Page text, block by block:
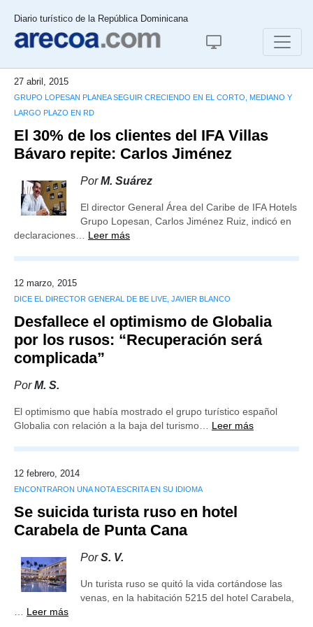
Diario turístico de la República Dominicana
27 abril, 2015
GRUPO LOPESAN PLANEA SEGUIR CRECIENDO EN EL CORTO, MEDIANO Y
LARGO PLAZO EN RD
El 30% de los clientes del IFA Villas
Bávaro repite: Carlos Jiménez
PorM. Suárez
El director General Área del Caribe de IFA Hotels
Grupo Lopesan, Carlos Jiménez Ruiz, indicó en
declaraciones… Leer más
12 marzo, 2015
DICE EL DIRECTOR GENERAL DE BE LIVE, JAVIER BLANCO
Desfallece el optimismo de Globalia
por los rusos: “Recuperación será
complicada”
PorM. S.
El optimismo que había mostrado el grupo turístico español
Globalia con relación a la baja del turismo… Leer más
12 febrero, 2014
ENCONTRARON UNA NOTA ESCRITA EN SU IDIOMA
Se suicida turista ruso en hotel
Carabela de Punta Cana
PorS. V.
Un turista ruso se quitó la vida cortándose las
venas, en la habitación 5215 del hotel Carabela,
Leer más